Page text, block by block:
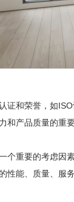
证和荣誉，如
产品质量的重
重要的考虑因素
能、质量、服务